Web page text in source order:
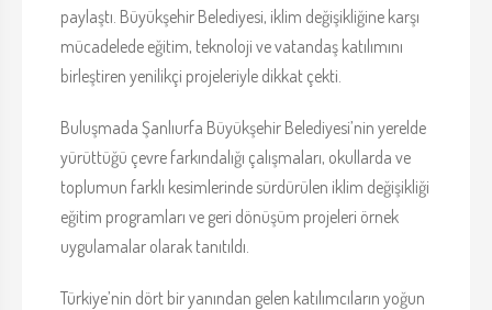
paylaştı. Büyükşehir Belediyesi, iklim değişikliğine karşı
mücadelede eğitim, teknoloji ve vatandaş katılımını
birleştiren yenilikçi projeleriyle dikkat çekti.
Buluşmada Şanlıurfa Büyükşehir Belediyesi’nin yerelde
yürüttüğü çevre farkındalığı çalışmaları, okullarda ve
toplumun farklı kesimlerinde sürdürülen iklim değişikliği
eğitim programları ve geri dönüşüm projeleri örnek
uygulamalar olarak tanıtıldı.
Türkiye’nin dört bir yanından gelen katılımcıların yoğun